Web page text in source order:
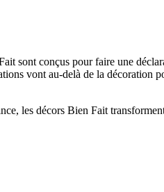
sont conçus pour faire une
vont au-delà de la décoration
les décors Bien Fait